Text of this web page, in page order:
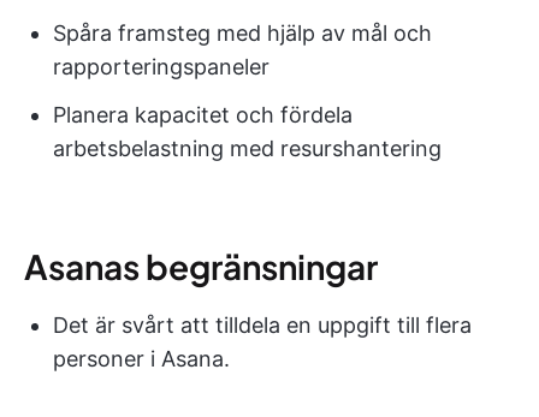
Spåra framsteg med hjälp av mål och
rapporteringspaneler
Planera kapacitet och fördela
arbetsbelastning med resurshantering
Asanas begränsningar
Det är svårt att tilldela en uppgift till flera
personer i Asana.